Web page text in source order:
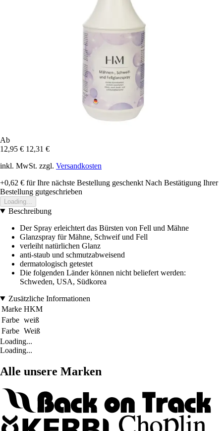
Ab
12,95 € 12,31 €
inkl. MwSt. zzgl. Versandkosten
+0,62 € für Ihre nächste Bestellung geschenkt Nach Bestätigung Ihrer
Bestellung gutgeschrieben
Loading...
Beschreibung
Der Spray erleichtert das Bürsten von Fell und Mähne
Glanzspray für Mähne, Schweif und Fell
verleiht natürlichen Glanz
anti-staub und schmutzabweisend
dermatologisch getestet
Die folgenden Länder können nicht beliefert werden:
Schweden, USA, Südkorea
Zusätzliche Informationen
Marke HKM
Farbe weiß
Farbe Weiß
Loading...
Loading...
Alle unsere Marken